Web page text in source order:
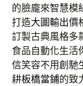
的臉龐來智慧模
打造大圖輸出價
訂製古典風格多
食品自動化生活
信笑容不用創馳
耕板橋當鋪的致